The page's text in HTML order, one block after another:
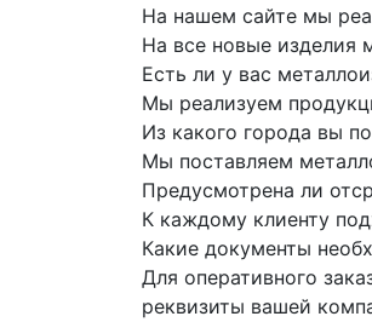
На нашем сайте мы
На все новые изделия
Есть ли у вас
Мы реализуем
Из какого города вы
Мы поставляем
Предусмотрена ли
К каждому клиенту
Какие документы
Для оперативного
реквизиты вашей